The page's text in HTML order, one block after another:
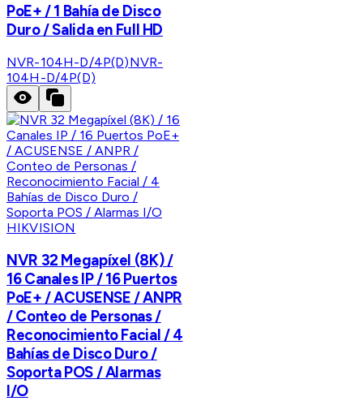
PoE+ / 1 Bahía de Disco
Duro / Salida en Full HD
NVR-104H-D/4P(D)NVR-
104H-D/4P(D)
HIKVISION
NVR 32 Megapíxel (8K) /
16 Canales IP / 16 Puertos
PoE+ / ACUSENSE / ANPR
/ Conteo de Personas /
Reconocimiento Facial / 4
Bahías de Disco Duro /
Soporta POS / Alarmas
I/O